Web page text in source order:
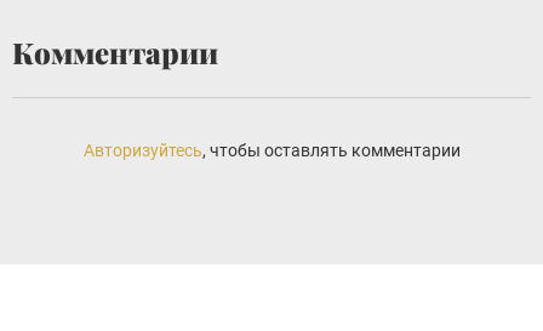
Комментарии
Авторизуйтесь, чтобы оставлять комментарии